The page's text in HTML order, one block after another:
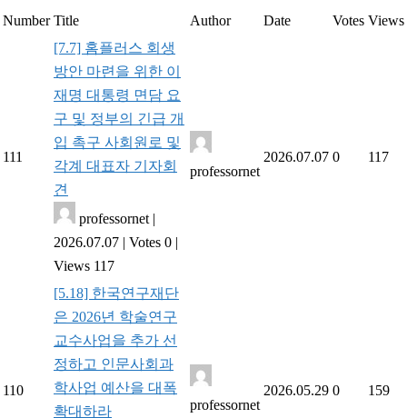
Number Title Author Date Votes Views
111
[7.7] 홈플러스 회생
방안 마련을 위한 이
재명 대통령 면담 요
구 및 정부의 긴급 개
입 촉구 사회원로 및
각계 대표자 기자회
견
professornet |
2026.07.07 | Votes 0 |
Views 117
professornet
2026.07.07 0 117
110
[5.18] 한국연구재단
은 2026년 학술연구
교수사업을 추가 선
정하고 인문사회과
학사업 예산을 대폭
확대하라
professornet
2026.05.29 0 159